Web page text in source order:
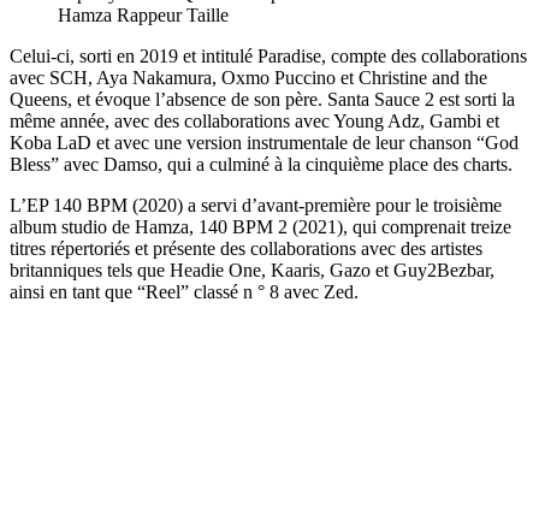
Hamza Rappeur Taille
Celui-ci, sorti en 2019 et intitulé Paradise, compte des collaborations
avec SCH, Aya Nakamura, Oxmo Puccino et Christine and the
Queens, et évoque l’absence de son père. Santa Sauce 2 est sorti la
même année, avec des collaborations avec Young Adz, Gambi et
Koba LaD et avec une version instrumentale de leur chanson “God
Bless” avec Damso, qui a culminé à la cinquième place des charts.
L’EP 140 BPM (2020) a servi d’avant-première pour le troisième
album studio de Hamza, 140 BPM 2 (2021), qui comprenait treize
titres répertoriés et présente des collaborations avec des artistes
britanniques tels que Headie One, Kaaris, Gazo et Guy2Bezbar,
ainsi en tant que “Reel” classé n ° 8 avec Zed.